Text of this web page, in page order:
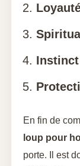
Instinct
En fin de
loup pour
porte. Il est